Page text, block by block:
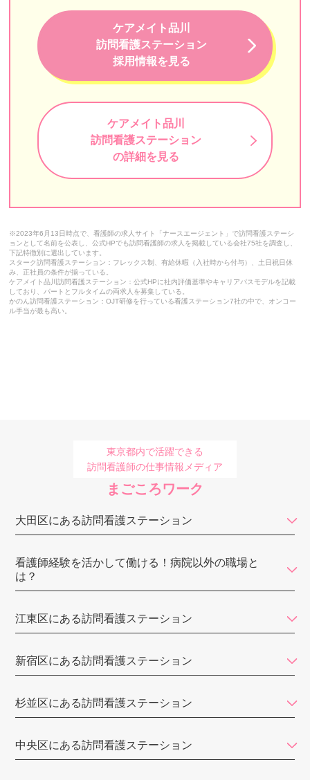
ウィル
東京リハビリ訪問看護ステーション
アロハ・マナ訪問看護リハビリステーション
スマイル優訪問看護ステーション
K港ステーション
ソフィアメディ
ソイナース（Soi Nurse）
江戸東京訪問看護リハビリステーション
訪問看護ステーション鈴（円グループ）
よぞら訪問看護ステーション
神楽坂訪問看護ステーション
まるこ訪問看護ステーション
てとめ訪問看護ステーション江戸川
七福訪問看護ステーション
あすなろ訪問看護ステーション 上石神井ステーション
ケアメイト品川
訪問看護ステーション
採用情報を見る
ケアメイト品川
訪問看護ステーション
の詳細を見る
※2023年6月13日時点で、看護師の求人サイト「ナースエージェント」で訪問看護ステーシ
ョンとして名前を公表し、公式HPでも訪問看護師の求人を掲載している会社75社を調査し、
下記特徴別に選出しています。
スターク訪問看護ステーション：フレックス制、有給休暇（入社時から付与）、土日祝日休
み、正社員の条件が揃っている。
ケアメイト品川訪問看護ステーション：公式HPに社内評価基準やキャリアパスモデルを記載
しており、パートとフルタイムの両求人を募集している。
かのん訪問看護ステーション：OJT研修を行っている看護ステーション7社の中で、オンコー
ル手当が最も高い。
東京都内で活躍できる
訪問看護師の仕事情報メディア
まごころワーク
大田区にある訪問看護ステーション
看護師経験を活かして働ける！病院以外の職場と
は？
江東区にある訪問看護ステーション
新宿区にある訪問看護ステーション
杉並区にある訪問看護ステーション
中央区にある訪問看護ステーション